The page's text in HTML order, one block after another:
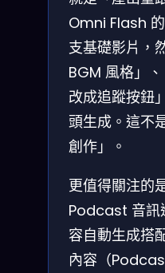
Omni Flash
支基礎影片，
BGM 風格」
改成追蹤按鈕
頭生成。這不
創作」。
更值得關注的
Podcast 音訊
容自動生成搭
內容（